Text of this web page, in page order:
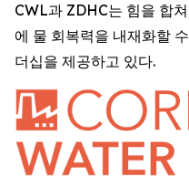
CWL과 ZDHC는 힘을 합
에 물 회복력을 내재화할
더십을 제공하고 있다.